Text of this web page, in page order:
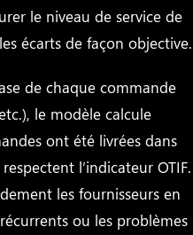
le niveau de service de
écarts de façon objective.
de chaque commande
le modèle calcule
ont été livrées dans
l’indicateur OTIF.
les fournisseurs en
ou les problèmes